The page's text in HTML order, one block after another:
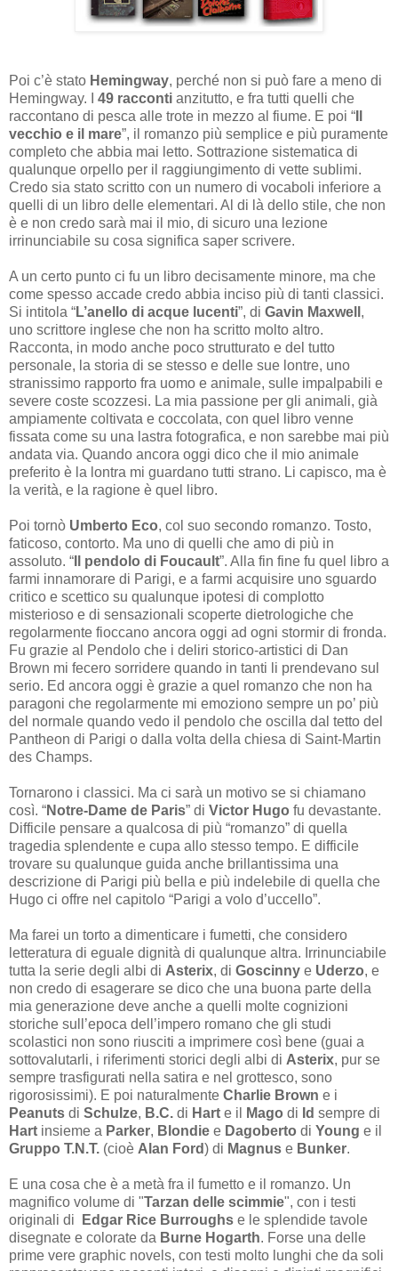
Poi c’è stato Hemingway, perché non si può fare a meno di
Hemingway. I 49 racconti anzitutto, e fra tutti quelli che
raccontano di pesca alle trote in mezzo al fiume. E poi “
vecchio e il mare”, il romanzo più semplice e più puramente
completo che abbia mai letto. Sottrazione sistematica di
qualunque orpello per il raggiungimento di vette sublimi.
Credo sia stato scritto con un numero di vocaboli inferiore a
quelli di un libro delle elementari. Al di là dello stile, che non
è e non credo sarà mai il mio, di sicuro una lezione
irrinunciabile su cosa significa saper scrivere.
A un certo punto ci fu un libro decisamente minore, ma che
come spesso accade credo abbia inciso più di tanti classici.
Si intitola “L’anello di acque lucenti”, di Gavin Maxwell ,
uno scrittore inglese che non ha scritto molto altro.
Racconta, in modo anche poco strutturato e del tutto
personale, la storia di se stesso e delle sue lontre, uno
stranissimo rapporto fra uomo e animale, sulle impalpabili e
severe coste scozzesi. La mia passione per gli animali, già
ampiamente coltivata e coccolata, con quel libro venne
fissata come su una lastra fotografica, e non sarebbe mai più
andata via. Quando ancora oggi dico che il mio animale
preferito è la lontra mi guardano tutti strano. Li capisco, ma è
la verità, e la ragione è quel libro.
Poi tornò Umberto Eco, col suo secondo romanzo. Tosto,
faticoso, contorto. Ma uno di quelli che amo di più in
assoluto. “ Il pendolo di Foucault”. Alla fin fine fu quel libro a
farmi innamorare di Parigi, e a farmi acquisire uno sguardo
critico e scettico su qualunque ipotesi di complotto
misterioso e di sensazionali scoperte dietrologiche che
regolarmente fioccano ancora oggi ad ogni stormir di fronda.
Fu grazie al Pendolo che i deliri storico-artistici di Dan
Brown mi fecero sorridere quando in tanti li prendevano sul
serio. Ed ancora oggi è grazie a quel romanzo che non ha
paragoni che regolarmente mi emoziono sempre un po’ più
del normale quando vedo il pendolo che oscilla dal tetto del
Pantheon di Parigi o dalla volta della chiesa di Saint-Martin
des Champs.
Tornarono i classici. Ma ci sarà un motivo se si chiamano
così. “Notre-Dame de Paris” di Victor Hugo fu devastante.
Difficile pensare a qualcosa di più “romanzo” di quella
tragedia splendente e cupa allo stesso tempo. E difficile
trovare su qualunque guida anche brillantissima una
descrizione di Parigi più bella e più indelebile di quella che
Hugo ci offre nel capitolo “Parigi a volo d’uccello”.
Ma farei un torto a dimenticare i fumetti, che considero
letteratura di eguale dignità di qualunque altra. Irrinunciabile
tutta la serie degli albi di Asterix, di Goscinny e Uderzo, e
non credo di esagerare se dico che una buona parte della
mia generazione deve anche a quelli molte cognizioni
storiche sull’epoca dell’impero romano che gli studi
scolastici non sono riusciti a imprimere così bene (guai a
sottovalutarli, i riferimenti storici degli albi di Asterix, pur se
sempre trasfigurati nella satira e nel grottesco, sono
rigorosissimi). E poi naturalmente Charlie Brown e i
Peanuts di Schulze, B.C. di Hart e il Mago di Id sempre di
Hart insieme a Parker, Blondie e Dagoberto di Young e il
Gruppo T.N.T. (cioè Alan Ford) di Magnus e Bunker.
E una cosa che è a metà fra il fumetto e il romanzo. Un
magnifico volume di "Tarzan delle scimmie", con i testi
originali di
Edgar Rice Burroughs e le splendide tavole
disegnate e colorate da Burne Hogarth. Forse una delle
prime vere graphic novels, con testi molto lunghi che da soli